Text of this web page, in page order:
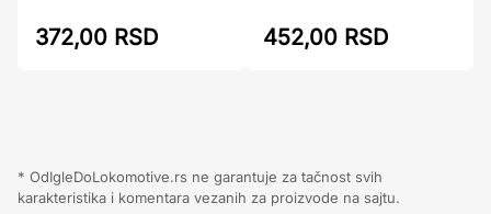
372,00 RSD 452,00 RSD
* OdIgleDoLokomotive.rs ne garantuje za tačnost svih
karakteristika i komentara vezanih za proizvode na sajtu.